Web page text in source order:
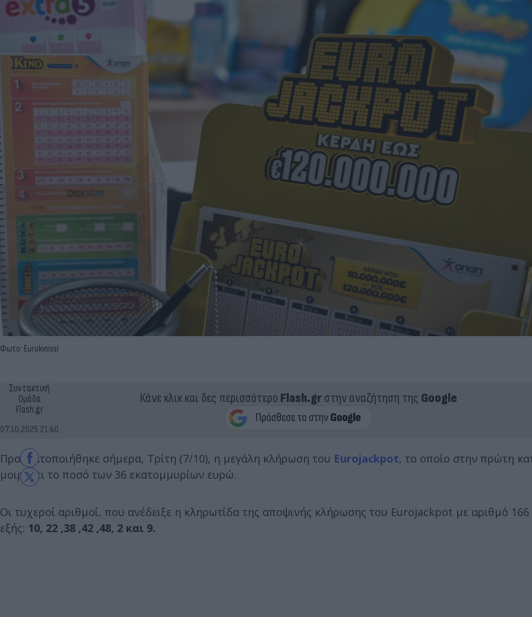
Φωτο: Eurokinissi
Συντακτική
Ομάδα
Flash.gr
07.10.2025 21:40
Κάνε κλικ και δες περισσότερο Flash.grστην αναζήτηση της Google
Πραγματοποιήθηκε σήμερα, Τρίτη (7/10), η μεγάλη κλήρωση του Eurojackpot, το οποίο στην πρώτη
μοιράζει το ποσό των 36 εκατομμυρίων ευρώ.
Οι τυχεροί αριθμοί, που ανέδειξε η κληρωτίδα της αποψινής κλήρωσης του Eurojackpot με αριθμό 166
εξής: 10, 22 ,38 ,42 ,48, 2 και 9.